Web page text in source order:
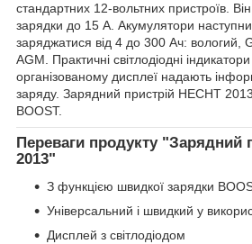
стандартних 12-вольтних пристроїв.
зарядки до 15 А. Акумулятори
заряджатися від 4 до 300 Ач: вологий,
AGM. Практичні світлодіодні індикатори
організованому дисплеї надають
заряду. Зарядний пристрій HECHT
BOOST.
Переваги продукту "Зарядний
2013"
З функцією швидкої зарядки
Універсальний і швидкий у
Дисплей з світлодіодом